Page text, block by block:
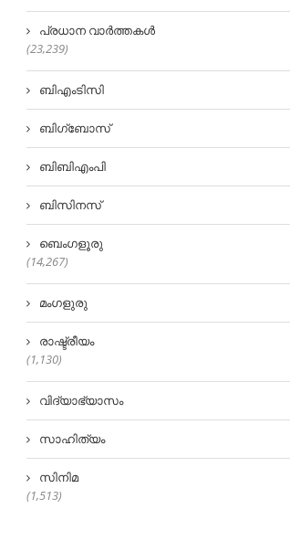
പ്രധാന വാർത്തകൾ
(23,239)
ബിഎംടിസി
ബിഗ്‌ബോസ്
ബിബിഎംപി
ബിസിനസ്
ബെംഗളൂരു
(14,267)
മംഗളുരു
രാഷ്ട്രീയം
(1,130)
വിദ്യാഭ്യാസം
സാഹിത്യം
സിനിമ
(1,513)